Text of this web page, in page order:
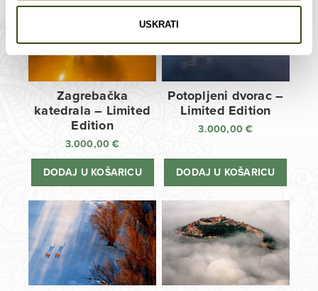
USKRATI
Zagrebačka
katedrala – Limited
Edition
3.000,00€
DODAJ U KOŠARICU
Potopljeni dvorac –
Limited Edition
3.000,00€
DODAJ U KOŠARICU